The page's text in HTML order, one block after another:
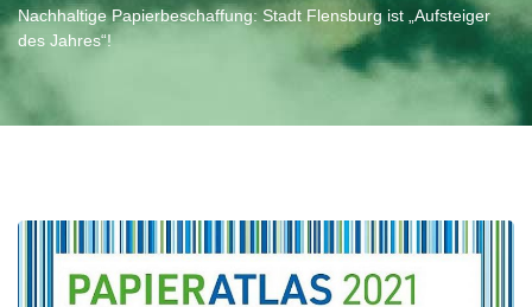
Nachhaltige Papierbeschaffung: Stadt Flensburg ist „Aufsteiger
des Jahres“!